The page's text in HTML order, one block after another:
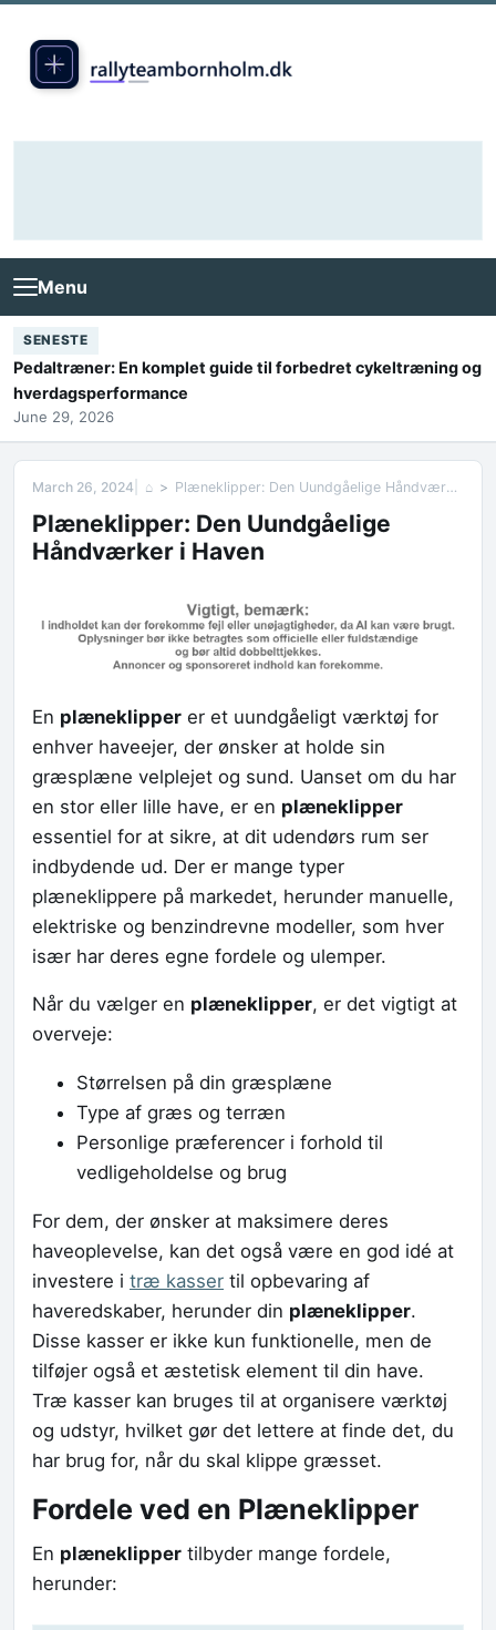
Menu
SENESTE
Pedaltræner: En komplet guide til forbedret cykeltræning og
hverdagsperformance
June 29, 2026
March 26, 2024 ⌂ Plæneklipper: Den Uundgåelige Håndværker i Haven
Plæneklipper: Den Uundgåelige
Håndværker i Haven
En plæneklipper er et uundgåeligt værktøj for
enhver haveejer, der ønsker at holde sin
græsplæne velplejet og sund. Uanset om du har
en stor eller lille have, er en plæneklipper
essentiel for at sikre, at dit udendørs rum ser
indbydende ud. Der er mange typer
plæneklippere på markedet, herunder manuelle,
elektriske og benzindrevne modeller, som hver
især har deres egne fordele og ulemper.
Når du vælger en plæneklipper, er det vigtigt at
overveje:
Størrelsen på din græsplæne
Type af græs og terræn
Personlige præferencer i forhold til
vedligeholdelse og brug
For dem, der ønsker at maksimere deres
haveoplevelse, kan det også være en god idé at
investere i træ kasser til opbevaring af
haveredskaber, herunder din plæneklipper.
Disse kasser er ikke kun funktionelle, men de
tilføjer også et æstetisk element til din have.
Træ kasser kan bruges til at organisere værktøj
og udstyr, hvilket gør det lettere at finde det, du
har brug for, når du skal klippe græsset.
Fordele ved en Plæneklipper
En plæneklipper tilbyder mange fordele,
herunder: